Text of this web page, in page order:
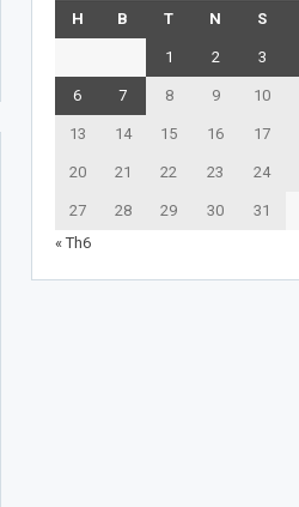
H B T N S
1 2 3
6 7 8 9 10
13 14 15 16 17
20 21 22 23 24
27 28 29 30
31
« Th6